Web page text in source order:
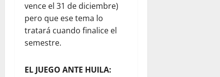
vence el 31 de diciembre)
pero que ese tema lo
tratará cuando finalice el
semestre.
EL JUEGO ANTE HUILA: